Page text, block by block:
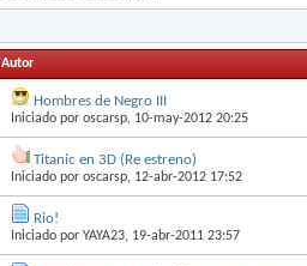
Autor
Hombres de Negro III
Iniciado por oscarsp, 10-may-2012 20:25
Titanic en 3D (Re estreno)
Iniciado por oscarsp, 12-abr-2012 17:52
Rio!
Iniciado por YAYA23, 19-abr-2011 23:57